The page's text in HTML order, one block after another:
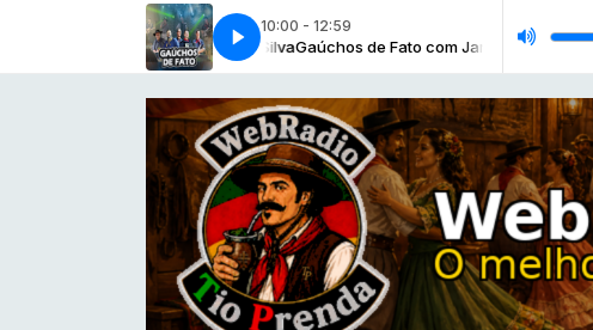
10:00 - 12:59
Gaúchos de Fato com Jardel Silva Gaúchos de Fato com Jardel Silva
Guapa [Grupo Gaúchos de Fato]Prenda-Guapa [Grupo Gaúchos de Fato]